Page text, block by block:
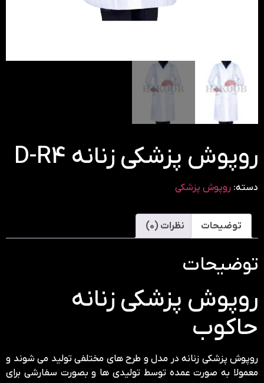
روپوش پزشکی زنانه D-R4
دسته: روپوش پزشکی
توضیحات نظرات (0)
توضیحات
روپوش پزشکی زنانه
حاکوب
روپوش پزشکی زنانه در مدل و طرح های مختلفی تولید می شوند و
معمولا به صورت عمده توسط تولیدی ها و بصورت سفارشی برای